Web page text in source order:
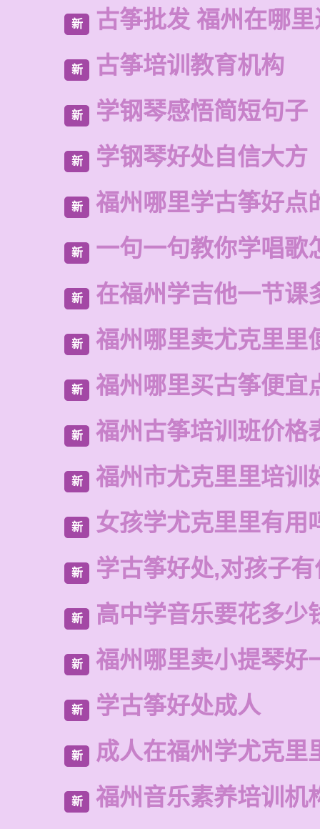
新 古筝批发 福州在哪
新 古筝培训教育机构
新 学钢琴感悟简短句子
新 学钢琴好处自信大方
新 福州哪里学古筝好点
新 一句一句教你学唱歌
新 在福州学吉他一节课
新 福州哪里卖尤克里里
新 福州哪里买古筝便宜
新 福州古筝培训班价格
新 福州市尤克里里培训
新 女孩学尤克里里有用
新 学古筝好处,对孩子
新 高中学音乐要花多少
新 福州哪里卖小提琴好
新 学古筝好处成人
新 成人在福州学尤克里
新 福州音乐素养培训机